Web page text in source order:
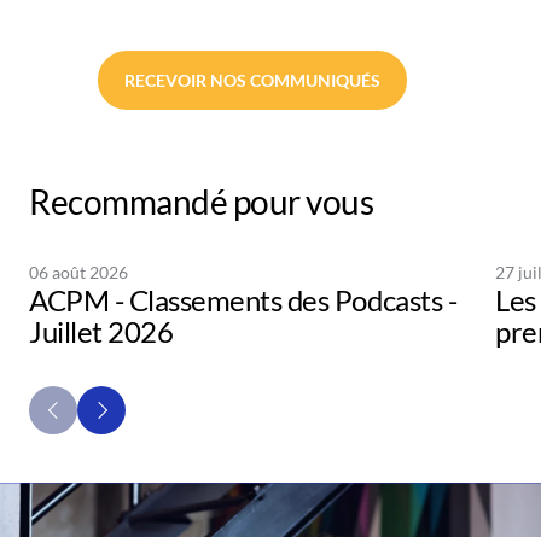
RECEVOIR NOS COMMUNIQUÉS
Recommandé pour vous
06 août 2026
ACPM - Classements des Podcasts -
Juillet 2026
27